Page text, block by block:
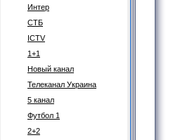
Интер
СТБ
ICTV
1+1
Новый канал
Телеканал Украина
5 канал
Футбол 1
2+2